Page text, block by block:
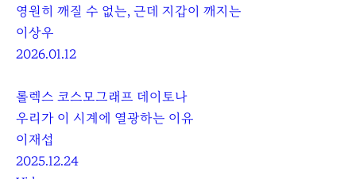
영원히 깨질 수 없는, 근데 지갑이 깨지는
이상우
2026.01.12
롤렉스 코스모그래프 데이토나
우리가 이 시계에 열광하는 이유
이재섭
2025.12.24